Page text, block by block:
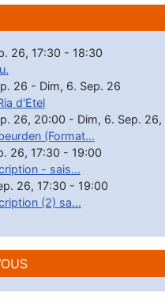
26, 17:30 - 18:30
26 - Dim, 6. Sep. 26
d'Etel
26, 20:00 - Dim, 6. Sep. 26,
(Format...
26, 17:30 - 19:00
- sais...
26, 17:30 - 19:00
(2) sa...